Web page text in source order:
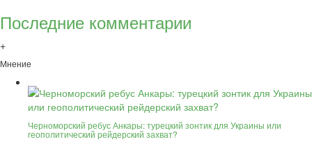
Последние комментарии
+
Мнение
Черноморский ребус Анкары: турецкий зонтик для Украины или
геополитический рейдерский захват?